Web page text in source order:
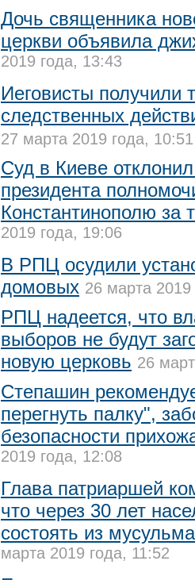
Дочь священника
церкви объявила
2019 года, 13:43
Иеговисты получили
следственных
27 марта 2019 года, 10:51
Суд в Киеве
президента
Константинополю за
2019 года, 19:06
В РПЦ осудили
домовых 26 марта
РПЦ надеется, что
выборов не будут
новую церковь 26
Степашин
перегнуть палку",
безопасности
2019 года, 12:08
Глава патриаршей
что через 30 лет
состоять из
марта 2019 года, 11:52